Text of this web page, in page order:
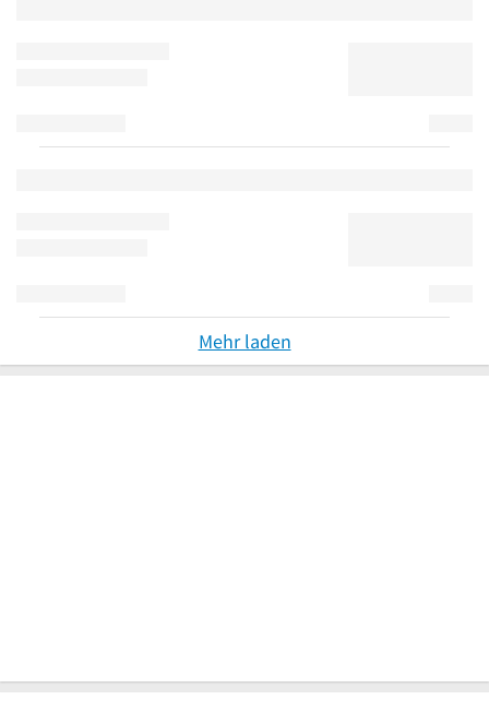
Mehr laden